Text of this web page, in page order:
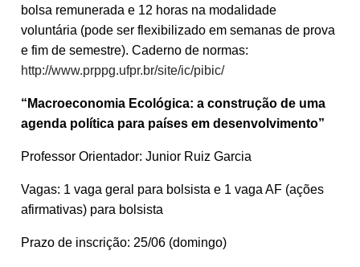
bolsa remunerada e 12 horas na modalidade
voluntária (pode ser flexibilizado em semanas de prova
e fim de semestre). Caderno de normas:
http://www.prppg.ufpr.br/site/ic/pibic/
“Macroeconomia Ecológica: a construção de uma
agenda política para países em desenvolvimento”
Professor Orientador: Junior Ruiz Garcia
Vagas: 1 vaga geral para bolsista e 1 vaga AF (ações
afirmativas) para bolsista
Prazo de inscrição: 25/06 (domingo)